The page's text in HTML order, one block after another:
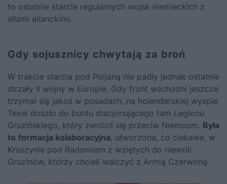
to ostatnie starcie regularnych wojsk niemieckich z
siłami alianckimi.
Gdy sojusznicy chwytają za broń
W trakcie starcia pod Poljaną nie padły jednak ostatnie
strzały II wojny w Europie. Gdy front wschodni jeszcze
trzymał się jakoś w posadach, na holenderskiej wyspie
Texel doszło do buntu stacjonującego tam Legionu
Gruzińskiego, który zwrócił się przeciw Niemcom. Była
to formacja kolaboracyjna, utworzona, co ciekawe, w
Kruszynie pod Radomiem z wziętych do niewoli
Gruzinów, którzy chcieli walczyć z Armią Czerwoną.